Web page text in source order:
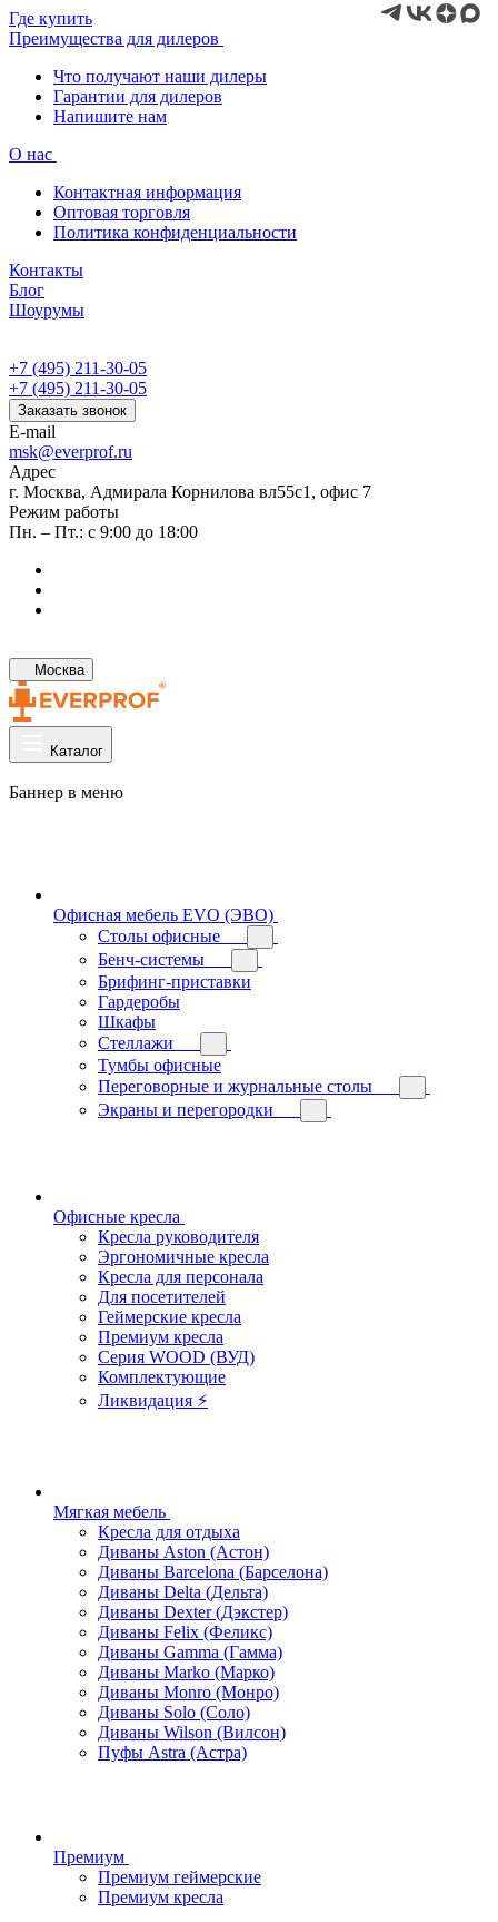
Где купить
Преимущества для дилеров
Что получают наши дилеры
Гарантии для дилеров
Напишите нам
О нас
Контактная информация
Оптовая торговля
Политика конфиденциальности
Контакты
Блог
Шоурумы
+7 (495) 211-30-05
+7 (495) 211-30-05
Заказать звонок
E-mail
msk@everprof.ru
Адрес
г. Москва, Адмирала Корнилова вл55с1, офис 7
Режим работы
Пн. – Пт.: с 9:00 до 18:00
Москва
Каталог
Баннер в меню
Офисная мебель EVO (ЭВО)
Cтолы офисные
Бенч-системы
Брифинг-приставки
Гардеробы
Шкафы
Стеллажи
Тумбы офисные
Переговорные и журнальные столы
Экраны и перегородки
Офисные кресла
Кресла руководителя
Эргономичные кресла
Кресла для персонала
Для посетителей
Геймерские кресла
Премиум кресла
Серия WOOD (ВУД)
Комплектующие
Ликвидация ⚡
Мягкая мебель
Кресла для отдыха
Диваны Aston (Астон)
Диваны Barcelona (Барселона)
Диваны Delta (Дельта)
Диваны Dexter (Дэкстер)
Диваны Felix (Феликс)
Диваны Gamma (Гамма)
Диваны Marko (Марко)
Диваны Monro (Монро)
Диваны Solo (Соло)
Диваны Wilson (Вилсон)
Пуфы Astra (Астра)
Премиум
Премиум геймерские
Премиум кресла